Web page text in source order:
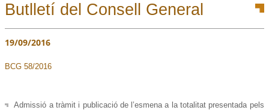
Butlletí del Consell General
19/09/2016
BCG 58/2016
Admissió a tràmit i publicació de l’esmena a la totalitat presentada pels